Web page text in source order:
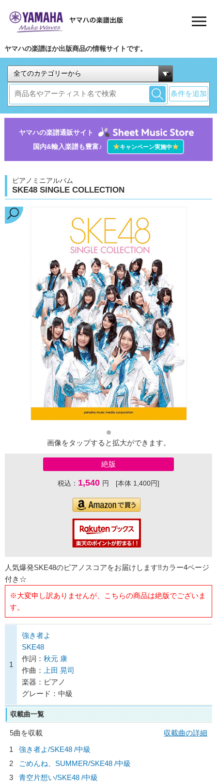
ヤマハの楽譜ほか出版商品の情報サイトです。
条件を追加
ヤマハの楽譜通販サイト
国内&輸入楽譜も豊富♪
★キャンペーン実施中★
ピアノミニアルバム
SKE48 SINGLE COLLECTION
画像をタップすると拡大ができます。
絶版
税込： 1,540 円 [本体 1,400円]
人気爆発SKE48のピアノスコアをお届けします!!カラー4ページ
付き☆
※大変申し訳ありませんが、こちらの商品は絶版でございま
す。
1
強き者よ
SKE48
作詞： 秋元 康
作曲：
上田 晃司
楽器：ピアノ
グレード：中級
収載曲一覧
5曲を収載
収載曲の詳細
1
強き者よ/SKE48 /中級
2
ごめんね、SUMMER/SKE48 /中級
3
青空片想い/SKE48 /中級